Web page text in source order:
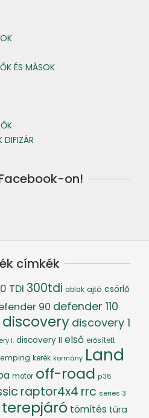
ÉS MÁSOK
DIFIZÁR
on!
címkék
TDI 300tdi ablak ajtó csörlő
90 defender 110
discovery discovery 1
I. discovery II első erősített
kerék kormány Land
motor off-road p38
raptor4x4 rrc series 3
terepjáró tömítés túra